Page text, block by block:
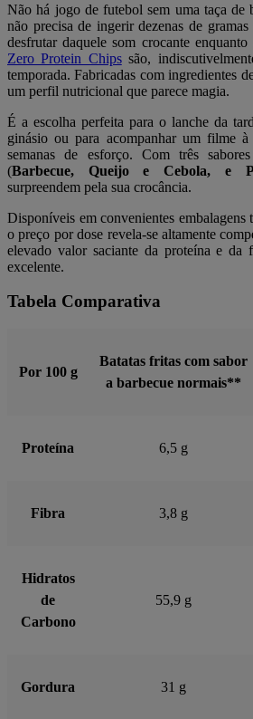
Não há jogo de futebol sem uma taça de
não precisa de ingerir dezenas de
desfrutar daquele som crocante
Zero Protein Chipssão,
temporada. Fabricadas com ingredientes
um perfil nutricional que parece magia.
É a escolha perfeita para o lanche da
ginásio ou para acompanhar um filme
semanas de esforço. Com três
(Barbecue, Queijo e Cebola, e
surpreendem pela sua crocância.
Disponíveis em convenientes embalagens
o preço por dose revela-se altamente
elevado valor saciante da proteína e da
excelente.
Tabela Comparativa
Por 100 g
Batatas fritas com sabor
a barbecue normais**
Proteína 6,5 g
Fibra 3,8 g
Hidratos
de
Carbono
55,9 g
Gordura 31 g